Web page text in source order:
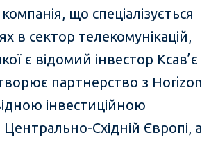
що спеціалізується
в сектор телекомунікацій,
є відомий інвестор Ксав’є
партнерство з Horizon
інвестиційною
Східній Європі, а